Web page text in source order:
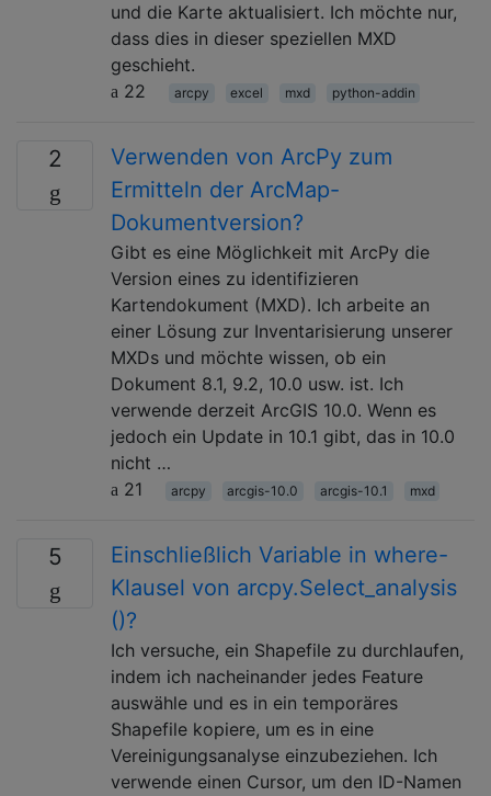
und die Karte aktualisiert. Ich möchte nur,
dass dies in dieser speziellen MXD
geschieht.
22
arcpy excel mxd python-addin
2
Verwenden von ArcPy zum
Ermitteln der ArcMap-
Dokumentversion?
Gibt es eine Möglichkeit mit ArcPy die
Version eines zu identifizieren
Kartendokument (MXD). Ich arbeite an
einer Lösung zur Inventarisierung unserer
MXDs und möchte wissen, ob ein
Dokument 8.1, 9.2, 10.0 usw. ist. Ich
verwende derzeit ArcGIS 10.0. Wenn es
jedoch ein Update in 10.1 gibt, das in 10.0
nicht …
21
arcpy arcgis-10.0 arcgis-10.1 mxd
5
Einschließlich Variable in where-
Klausel von arcpy.Select_analysis
()?
Ich versuche, ein Shapefile zu durchlaufen,
indem ich nacheinander jedes Feature
auswähle und es in ein temporäres
Shapefile kopiere, um es in eine
Vereinigungsanalyse einzubeziehen. Ich
verwende einen Cursor, um den ID-Namen